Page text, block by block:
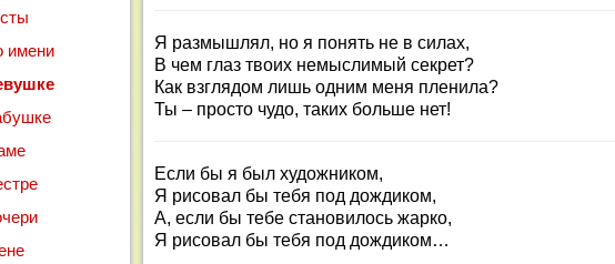
имени
Я размышлял, но я понять не в силах,
В чем глаз твоих немыслимый секрет?
Как взглядом лишь одним меня пленила?
Ты – просто чудо, таких больше нет!
Если бы я был художником,
Я рисовал бы тебя под дождиком,
А, если бы тебе становилось жарко,
Я рисовал бы тебя под дождиком…